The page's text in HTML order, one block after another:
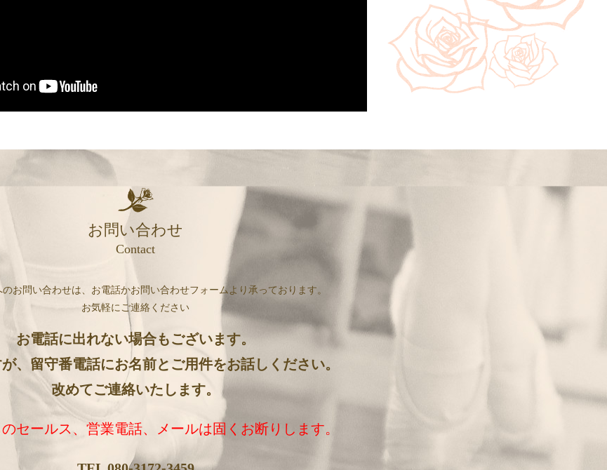
お問い合わせ
Contact
お問い合わせは、お電話かお問い合わせフォームより承っております。
お気軽にご連絡ください
お電話に出れない場合もございます。
、留守番電話にお名前とご用件をお話しください。
改めてご連絡いたします。
セールス、営業電話、メールは固くお断りします。